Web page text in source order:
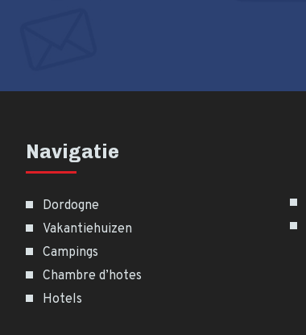
Navigatie
Dordogne
Vakantiehuizen
Campings
Chambre d’hotes
Hotels